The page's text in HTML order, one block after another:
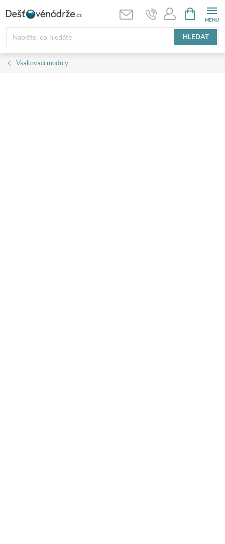
na
obsah
HLEDAT
NÁKUPNÍ
KOŠÍK
Vsakovací moduly